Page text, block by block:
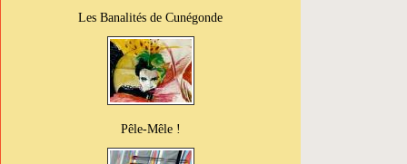
Les Banalités de Cunégonde
Pêle-Mêle !